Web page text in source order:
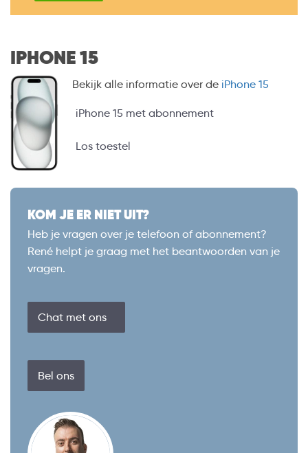
IPHONE 15
Bekijk alle informatie over de iPhone 15
iPhone 15 met abonnement
Los toestel
KOM JE ER NIET UIT?
Heb je vragen over je telefoon of abonnement?
René helpt je graag met het beantwoorden van je
vragen.
Chat met ons
Bel ons